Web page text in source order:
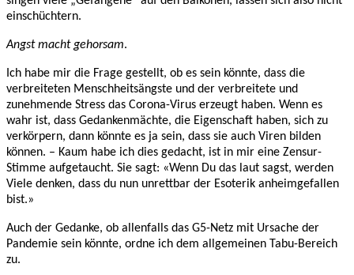
einschüchtern.
Angst macht gehorsam.
Ich habe mir die Frage gestellt, ob es sein könnte, dass die
verbreiteten Menschheitsängste und der verbreitete und
zunehmende Stress das Corona-Virus erzeugt haben. Wenn es
wahr ist, dass Gedankenmächte, die Eigenschaft haben, sich zu
verkörpern, dann könnte es ja sein, dass sie auch Viren bilden
können. – Kaum habe ich dies gedacht, ist in mir eine Zensur-
Stimme aufgetaucht. Sie sagt: «Wenn Du das laut sagst, werden
Viele denken, dass du nun unrettbar der Esoterik anheimgefallen
bist.»
Auch der Gedanke, ob allenfalls das G5-Netz mit Ursache der
Pandemie sein könnte, ordne ich dem allgemeinen Tabu-Bereich
zu.